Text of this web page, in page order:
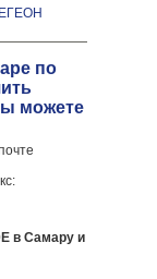
по
можете
в Самару и